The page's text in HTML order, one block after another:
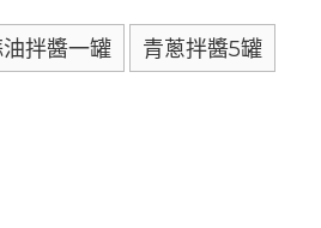
拌醬一罐 青蔥拌醬5罐